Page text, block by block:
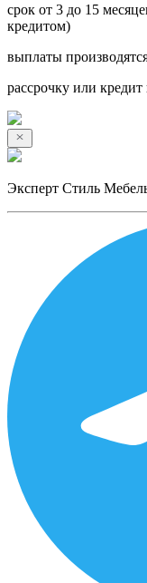
срок от 3 до 15
кредитом)
выплаты
рассрочку или
Эксперт Стиль